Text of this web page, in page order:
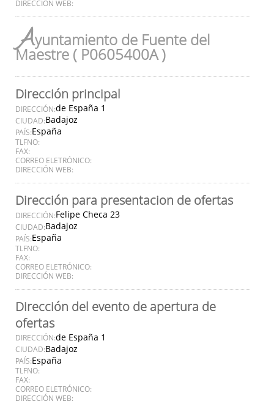
DIRECCIÓN WEB:
Ayuntamiento de Fuente del
Maestre ( P0605400A )
Dirección principal
DIRECCIÓN:de España 1
CIUDAD:Badajoz
PAÍS:España
TLFNO:
FAX:
CORREO ELETRÓNICO:
DIRECCIÓN WEB:
Dirección para presentacion de ofertas
DIRECCIÓN:Felipe Checa 23
CIUDAD:Badajoz
PAÍS:España
TLFNO:
FAX:
CORREO ELETRÓNICO:
DIRECCIÓN WEB:
Dirección del evento de apertura de
ofertas
DIRECCIÓN:de España 1
CIUDAD:Badajoz
PAÍS:España
TLFNO:
FAX:
CORREO ELETRÓNICO:
DIRECCIÓN WEB: